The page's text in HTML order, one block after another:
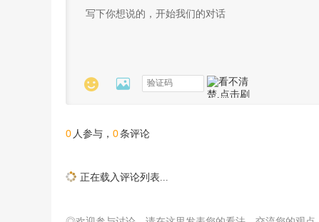
 
0 人参与， 0条评论
正在载入评论列表...